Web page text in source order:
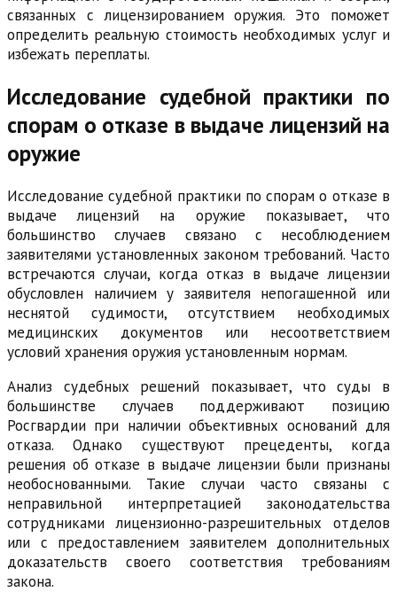
связанных с лицензированием оружия. Это поможет
определить реальную стоимость необходимых услуг и
избежать переплаты.
Исследование судебной практики по
спорам о отказе в выдаче лицензий на
оружие
Исследование судебной практики по спорам о отказе в
выдаче лицензий на оружие показывает, что
большинство случаев связано с несоблюдением
заявителями установленных законом требований. Часто
встречаются случаи, когда отказ в выдаче лицензии
обусловлен наличием у заявителя непогашенной или
неснятой судимости, отсутствием необходимых
медицинских документов или несоответствием
условий хранения оружия установленным нормам.
Анализ судебных решений показывает, что суды в
большинстве случаев поддерживают позицию
Росгвардии при наличии объективных оснований для
отказа. Однако существуют прецеденты, когда
решения об отказе в выдаче лицензии были признаны
необоснованными. Такие случаи часто связаны с
неправильной интерпретацией законодательства
сотрудниками лицензионно-разрешительных отделов
или с предоставлением заявителем дополнительных
доказательств своего соответствия требованиям
закона.